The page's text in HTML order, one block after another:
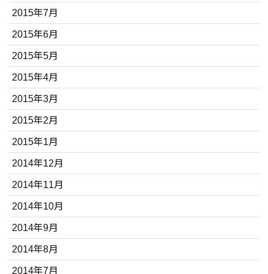
2015年7月
2015年6月
2015年5月
2015年4月
2015年3月
2015年2月
2015年1月
2014年12月
2014年11月
2014年10月
2014年9月
2014年8月
2014年7月